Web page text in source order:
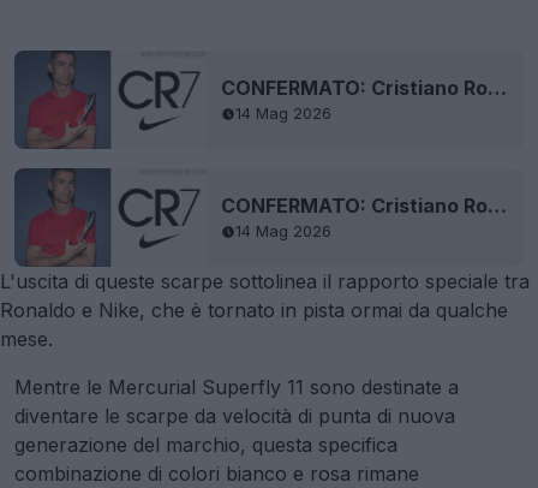
CONFERMATO: Cristiano Ronaldo torna come ambasciatore principale di Nike
14 Mag 2026
CONFERMATO: Cristiano Ronaldo torna come ambasciatore principale di Nike
14 Mag 2026
L'uscita di queste scarpe sottolinea il rapporto speciale tra
Ronaldo e Nike, che è tornato in pista ormai da qualche
mese.
Mentre le Mercurial Superfly 11 sono destinate a
diventare le scarpe da velocità di punta di nuova
generazione del marchio, questa specifica
combinazione di colori bianco e rosa rimane